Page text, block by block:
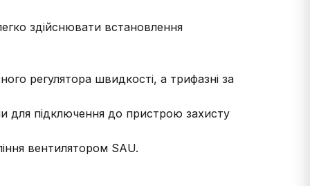
здійснювати встановлення
регулятора швидкості, а трифазні за
для підключення до пристрою захисту
вентилятором SAU.